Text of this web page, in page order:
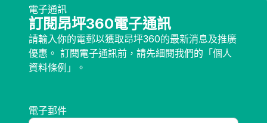
電子通訊
訂閱昂坪360電子通訊
請輸入你的電郵以獲取昂坪360的最新消息及推廣
優惠。 訂閱電子通訊前，請先細閱我們的「個人
資料條例」。
電子郵件